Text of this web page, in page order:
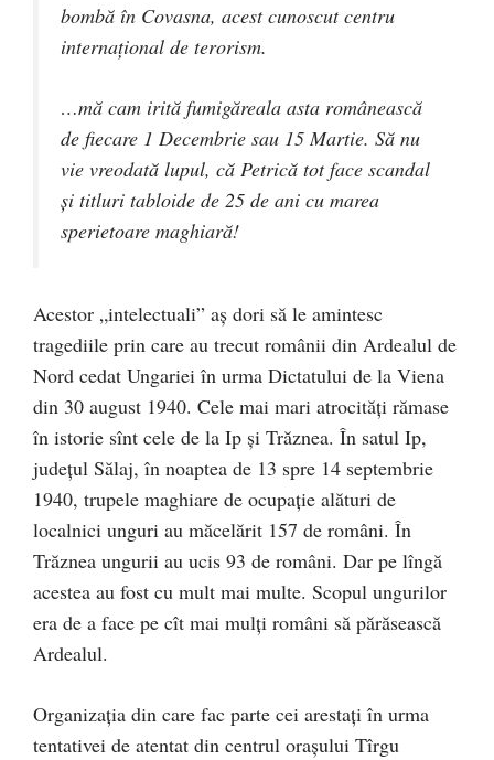
bombă în Covasna, acest cunoscut centru
internațional de terorism.
…mă cam irită fumigăreala asta românească
de fiecare 1 Decembrie sau 15 Martie. Să nu
vie vreodată lupul, că Petrică tot face scandal
și titluri tabloide de 25 de ani cu marea
sperietoare maghiară!
Acestor „intelectuali” aș dori să le amintesc
tragediile prin care au trecut românii din Ardealul de
Nord cedat Ungariei în urma Dictatului de la Viena
din 30 august 1940. Cele mai mari atrocități rămase
în istorie sînt cele de la Ip și Trăznea. În satul Ip,
județul Sălaj, în noaptea de 13 spre 14 septembrie
1940, trupele maghiare de ocupație alături de
localnici unguri au măcelărit 157 de români. În
Trăznea ungurii au ucis 93 de români. Dar pe lîngă
acestea au fost cu mult mai multe. Scopul ungurilor
era de a face pe cît mai mulți români să părăsească
Ardealul.
Organizația din care fac parte cei arestați în urma
tentativei de atentat din centrul orașului Tîrgu